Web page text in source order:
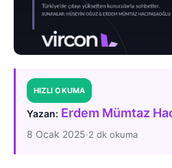
HIZLI OKUMA
Yazan: Erdem Mümtaz
8 Ocak 2025·2 dk okuma